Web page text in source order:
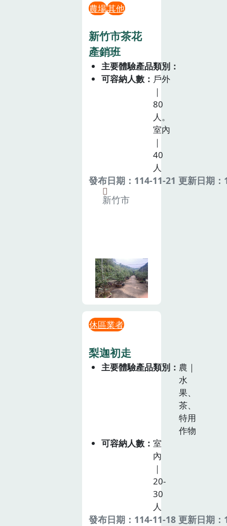
農場其他
新竹市茶花
產銷班
主要體驗產品類別
可容納人數
戶外
｜
80
人。
室內
｜
40
人
發布日期：114-11-21 更新日期
新竹市
休區業者
梨迦初走
主要體驗產品類別
農｜
水
果、
茶、
特用
作物
可容納人數
室
內
｜
20-
30
人
發布日期：114-11-18 更新日期